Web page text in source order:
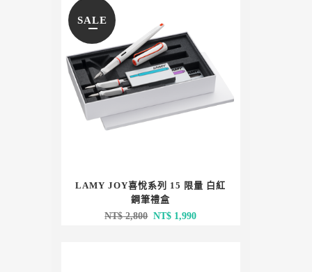
SALE
LAMY JOY喜悅系列 15 限量 白紅
鋼筆禮盒
NT$2,800 原
NT$ 1,990目